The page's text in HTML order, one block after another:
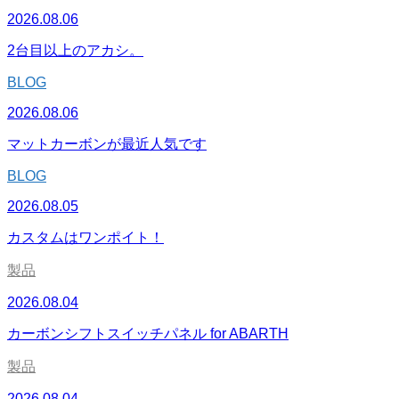
2026.08.06
2台目以上のアカシ。
BLOG
2026.08.06
マットカーボンが最近人気です
BLOG
2026.08.05
カスタムはワンポイト！
製品
2026.08.04
カーボンシフトスイッチパネル for ABARTH
製品